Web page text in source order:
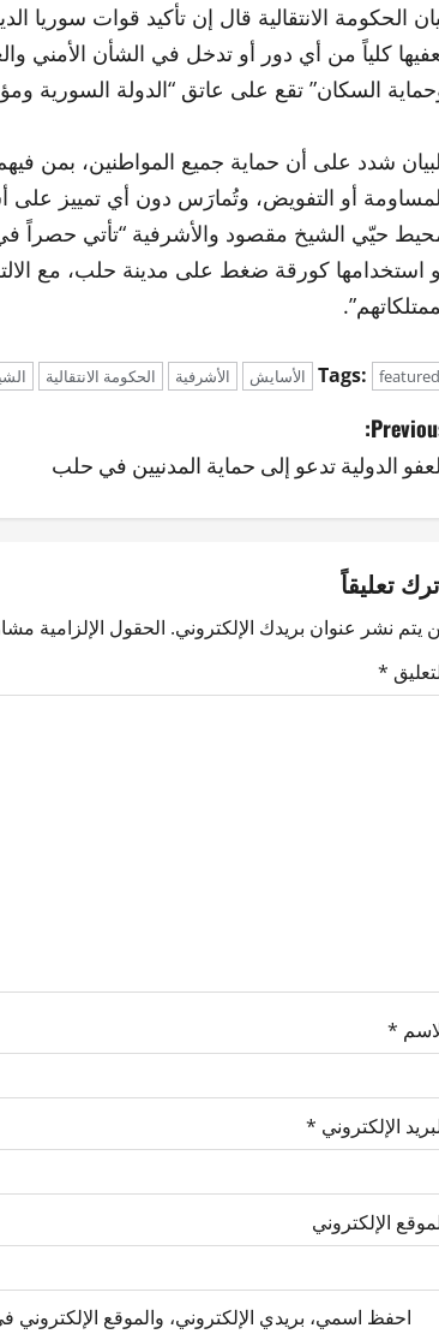
الحكومة الانتقالية قال إن تأكيد قوات
كلياً من أي دور أو تدخل في الشأن الأمني
السكان” تقع على عاتق “الدولة السورية
شدد على أن حماية جميع المواطنين، بمن
أو التفويض، وتُمارَس دون أي تمييز على
حيّي الشيخ مقصود والأشرفية “تأتي حصراً
استخدامها كورقة ضغط على مدينة حلب، مع
Tags: featured الأسايش الأشرفية الحكومة الانتقالية
الدولية تدعو إلى حماية المدنيين في حلب
تعليقاً
يتم نشر عنوان بريدك الإلكتروني. الحقول الإلزامية
*
*
الإلكتروني *
الإلكتروني
احفظ اسمي، بريدي الإلكتروني، والموقع الإلكتروني